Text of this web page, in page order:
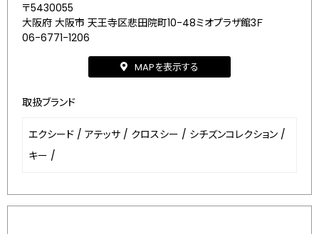
〒5430055
大阪府 大阪市 天王寺区悲田院町10-48ミオプラザ館3Ｆ
06-6771-1206
MAPを表示する
取扱ブランド
エクシード / アテッサ / クロスシー / シチズンコレクション /
キー /